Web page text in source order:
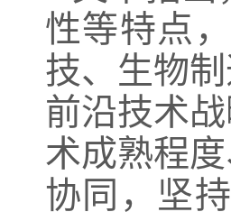
性等特点
技、生物
前沿技术
术成熟程
协同，坚